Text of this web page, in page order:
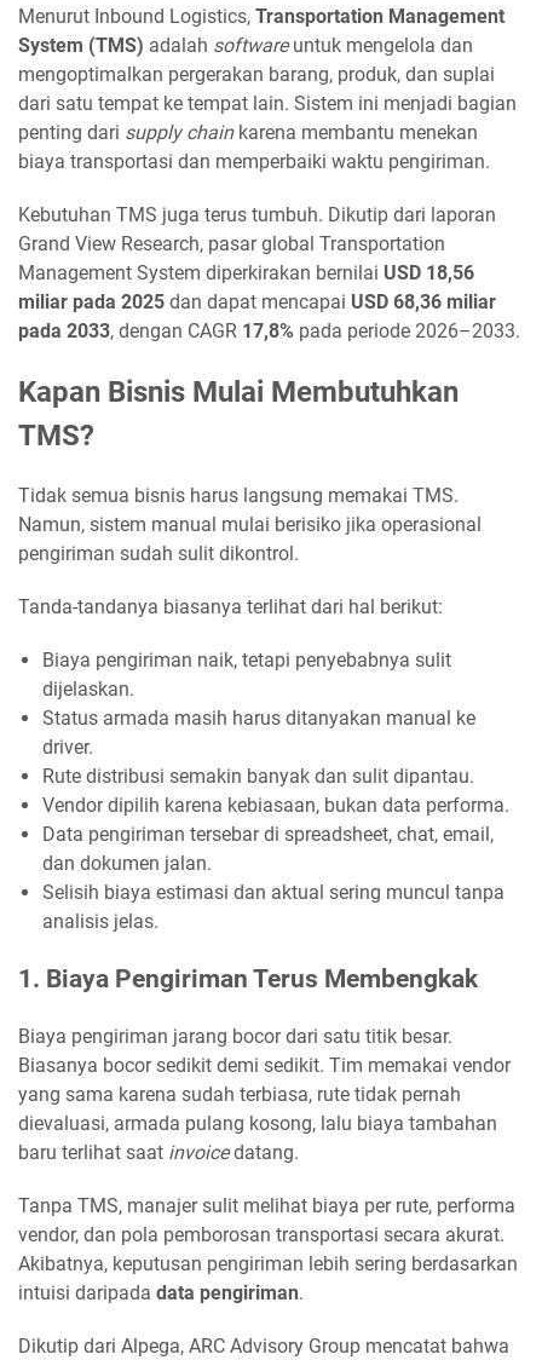
Menurut Inbound Logistics, Transportation Management
System (TMS) adalah softwareuntuk mengelola dan
mengoptimalkan pergerakan barang, produk, dan suplai
dari satu tempat ke tempat lain. Sistem ini menjadi bagian
penting dari supply chainkarena membantu menekan
biaya transportasi dan memperbaiki waktu pengiriman.
Kebutuhan TMS juga terus tumbuh. Dikutip dari laporan
Grand View Research, pasar global Transportation
Management System diperkirakan bernilai USD 18,56
miliar pada 2025 dan dapat mencapai USD 68,36 miliar
pada 2033, dengan CAGR 17,8% pada periode 2026–2033.
Kapan Bisnis Mulai Membutuhkan
TMS?
Tidak semua bisnis harus langsung memakai TMS.
Namun, sistem manual mulai berisiko jika operasional
pengiriman sudah sulit dikontrol.
Tanda-tandanya biasanya terlihat dari hal berikut:
Biaya pengiriman naik, tetapi penyebabnya sulit
dijelaskan.
Status armada masih harus ditanyakan manual ke
driver.
Rute distribusi semakin banyak dan sulit dipantau.
Vendor dipilih karena kebiasaan, bukan data performa.
Data pengiriman tersebar di spreadsheet, chat, email,
dan dokumen jalan.
Selisih biaya estimasi dan aktual sering muncul tanpa
analisis jelas.
1. Biaya Pengiriman Terus Membengkak
Biaya pengiriman jarang bocor dari satu titik besar.
Biasanya bocor sedikit demi sedikit. Tim memakai vendor
yang sama karena sudah terbiasa, rute tidak pernah
dievaluasi, armada pulang kosong, lalu biaya tambahan
baru terlihat saat invoicedatang.
Tanpa TMS, manajer sulit melihat biaya per rute, performa
vendor, dan pola pemborosan transportasi secara akurat.
Akibatnya, keputusan pengiriman lebih sering berdasarkan
intuisi daripada data pengiriman.
Dikutip dari Alpega, ARC Advisory Group mencatat bahwa